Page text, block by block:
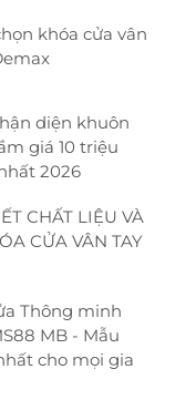
khóa cửa vân
diện khuôn
giá 10 triệu
2026
CHẤT LIỆU VÀ
CỬA VÂN TAY
Thông minh
MB - Mẫu
cho mọi gia